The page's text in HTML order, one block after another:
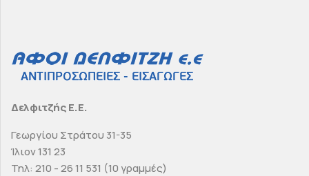
Δελφιτζής Ε.Ε.
Γεωργίου Στράτου 31-35
Ίλιον 131 23
Τηλ: 210 - 26 11 531 (10 γραμμές)